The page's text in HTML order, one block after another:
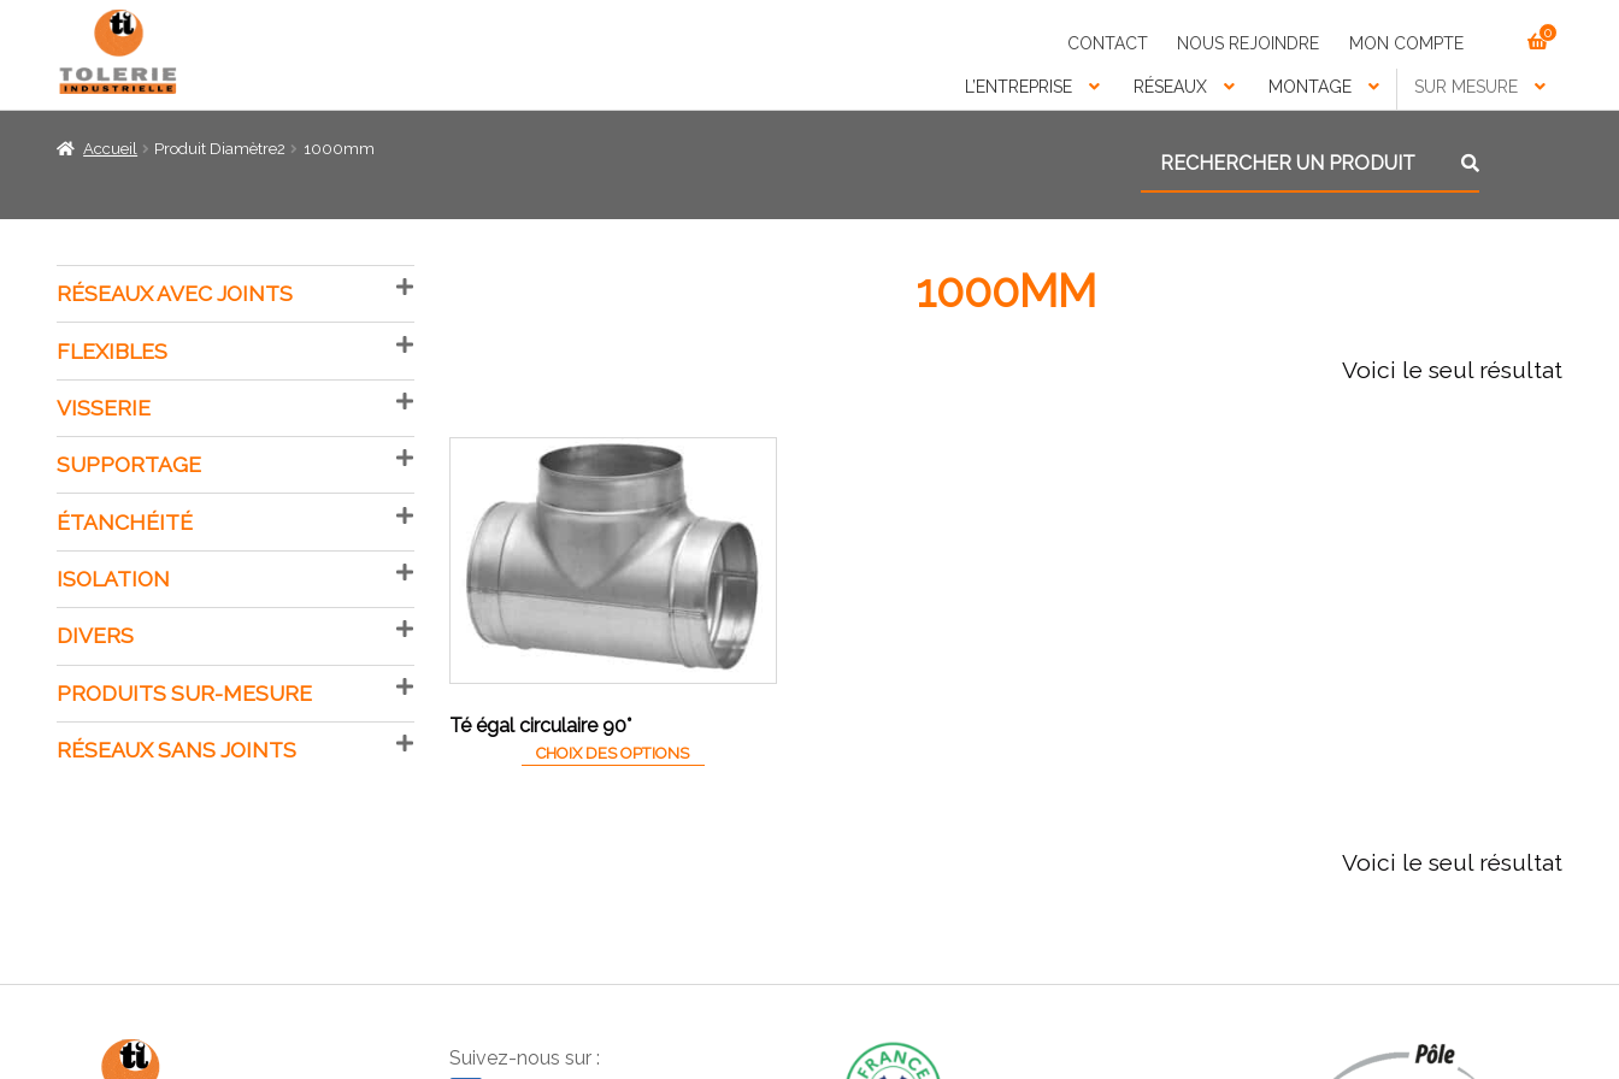
CONTACT NOUS REJOINDRE MON COMPTE
0
L’ENTREPRISE RÉSEAUX MONTAGE SUR MESURE
Recherche pour :
Recherche
Accueil Produit Diamètre2 1000mm
1000MM
Voici le seul résultat
Té égal circulaire 90°
CHOIX DES OPTIONS
Voici le seul résultat
RÉSEAUX AVEC JOINTS
FLEXIBLES
VISSERIE
SUPPORTAGE
ÉTANCHÉITÉ
ISOLATION
DIVERS
PRODUITS SUR-MESURE
RÉSEAUX SANS JOINTS
Suivez-nous sur :
Panneau de gestion des cookies